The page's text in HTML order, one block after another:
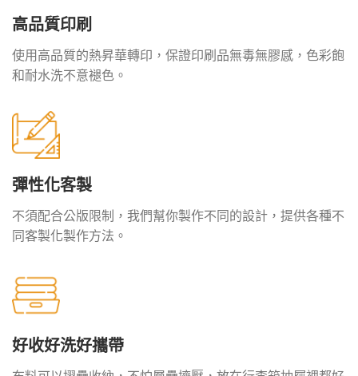
高品質印刷
使用高品質的熱昇華轉印，保證印刷品無毒無膠感，色彩飽
和耐水洗不意褪色。
彈性化客製
不須配合公版限制，我們幫你製作不同的設計，提供各種不
同客製化製作方法。
好收好洗好攜帶